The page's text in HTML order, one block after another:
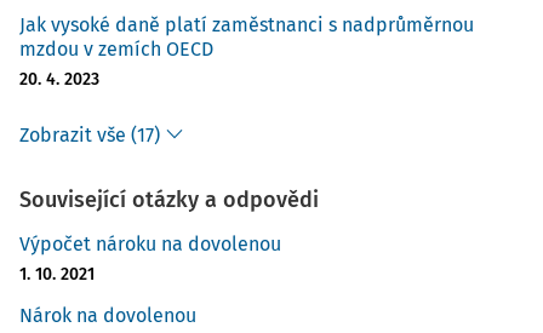
Jak vysoké daně platí zaměstnanci s nadprůměrnou
mzdou v zemích OECD
20. 4. 2023
Zobrazit vše (17)
Související otázky a odpovědi
Výpočet nároku na dovolenou
1. 10. 2021
Nárok na dovolenou